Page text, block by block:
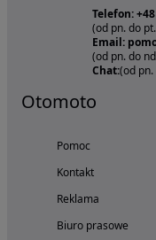
Telefon:
(od pn. do
Email:
(od pn. do
Chat:(od pn.
Otomoto
Pomoc
Kontakt
Reklama
Biuro prasowe